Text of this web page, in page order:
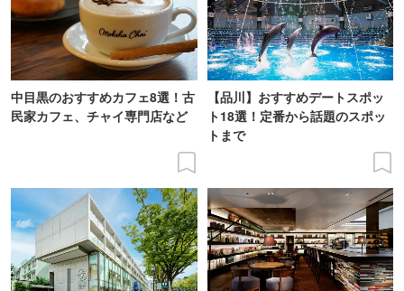
中目黒のおすすめカフェ8選！古
民家カフェ、チャイ専門店など
【品川】おすすめデートスポッ
ト18選！定番から話題のスポッ
トまで